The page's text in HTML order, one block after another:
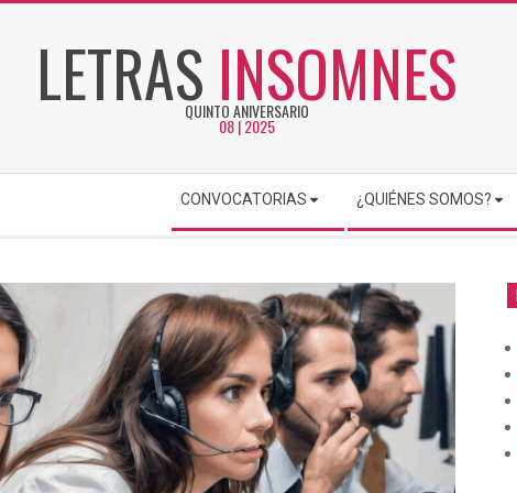
LETRAS INSOMNES
QUINTO ANIVERSARIO
08 | 2025
CONVOCATORIAS ¿QUIÉNES SOMOS?